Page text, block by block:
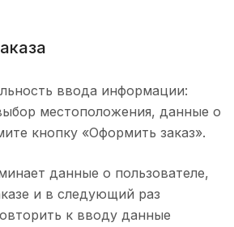
ввода информации:
местоположения, данные о
кнопку «Оформить заказ».
данные о пользователе,
и в следующий раз
к вводу данные